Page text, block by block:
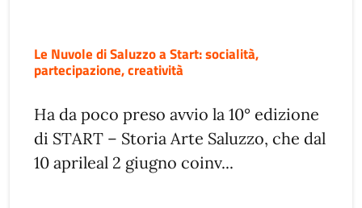
Le Nuvole di Saluzzo a Start: socialità,
partecipazione, creatività
Ha da poco preso avvio la 10° edizione
di START – Storia Arte Saluzzo, che dal
10 aprileal 2 giugno coinv...